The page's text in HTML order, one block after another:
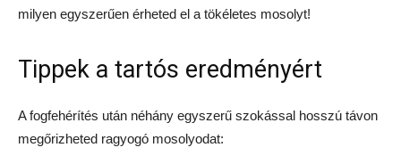
milyen egyszerűen érheted el a tökéletes mosolyt!
Tippek a tartós eredményért
A fogfehérítés után néhány egyszerű szokással hosszú távon
megőrizheted ragyogó mosolyodat: